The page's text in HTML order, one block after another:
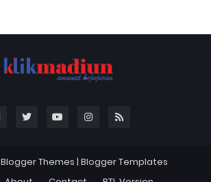
Blogger Themes | Blogger Templates